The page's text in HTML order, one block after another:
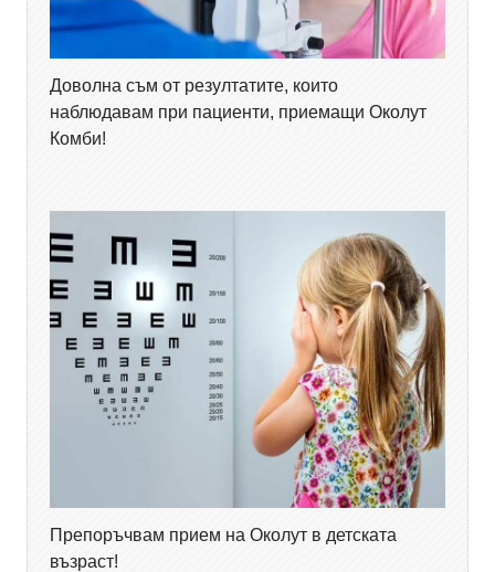
Доволна съм от резултатите, които
наблюдавам при пациенти, приемащи Околут
Комби!
Препоръчвам прием на Околут в детската
възраст!